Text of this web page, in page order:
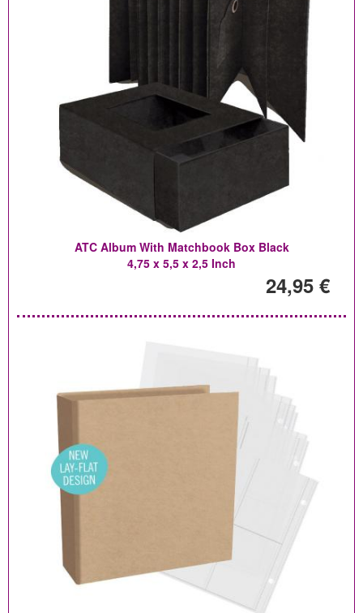
ATC Album With Matchbook Box Black
4,75 x 5,5 x 2,5 Inch
24,95 €